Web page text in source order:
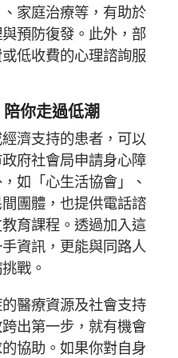
家庭治療等，有助於
預防復發。此外，部
低收費的心理諮詢服
你走過低潮
濟支持的患者，可以
府社會局申請身心障
如「心生活協會」、
間團體，也提供電話諮
育課程。透過加入這
資訊，更能與同路人
戰。
醫療資源及社會支持
出第一步，就有機會
協助。如果你對自身